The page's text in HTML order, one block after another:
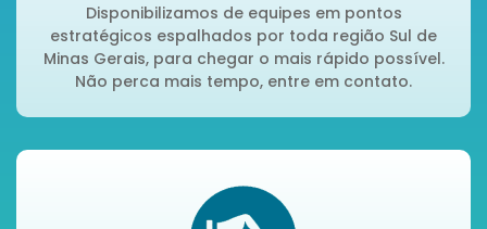
Disponibilizamos de equipes em pontos
estratégicos espalhados por toda região Sul de
Minas Gerais, para chegar o mais rápido possível.
Não perca mais tempo, entre em contato.